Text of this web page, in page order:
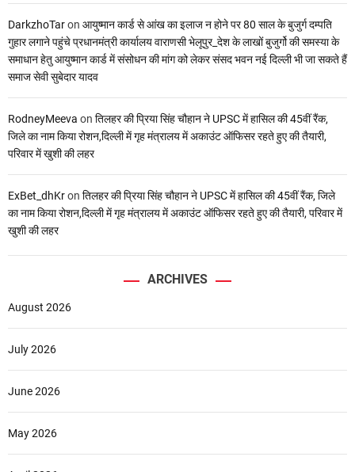
DarkzhoTaron आयुष्मान कार्ड से आंख का इलाज न होने पर 80 साल के बुजुर्ग दम्पति
गुहार लगाने पहुंचे प्रधानमंत्री कार्यालय वाराणसी भेलूपुर_देश के लाखों बुजुर्गो की समस्या के
समाधान हेतु आयुष्मान कार्ड में संसोधन की मांग को लेकर संसद भवन नई दिल्ली भी जा सकते हैं
समाज सेवी सुबेदार यादव
RodneyMeeva on तिलहर की प्रिया सिंह चौहान ने UPSC में हासिल की 45वीं रैंक,
जिले का नाम किया रोशन,दिल्ली में गृह मंत्रालय में अकाउंट ऑफिसर रहते हुए की तैयारी,
परिवार में खुशी की लहर
ExBet_dhKron तिलहर की प्रिया सिंह चौहान ने UPSC में हासिल की 45वीं रैंक, जिले
का नाम किया रोशन,दिल्ली में गृह मंत्रालय में अकाउंट ऑफिसर रहते हुए की तैयारी, परिवार में
खुशी की लहर
ARCHIVES
August 2026
July 2026
June 2026
May 2026